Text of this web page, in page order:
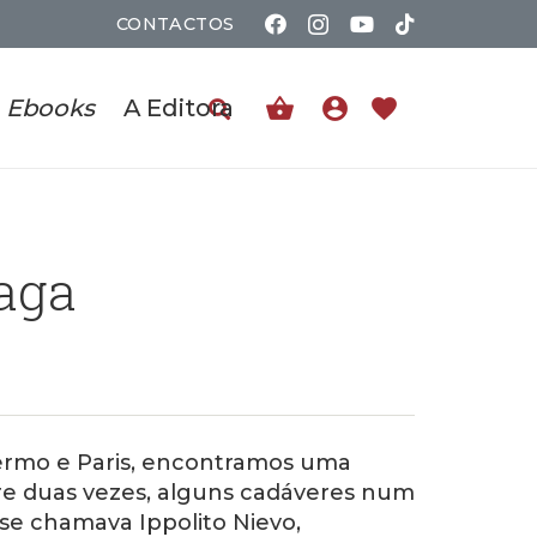
CONTACTOS
Ebooks A Editora shopping_basket account_circle favorite
e Paris, encontramos uma
duas vezes, alguns cadáveres num
chamava Ippolito Nievo,